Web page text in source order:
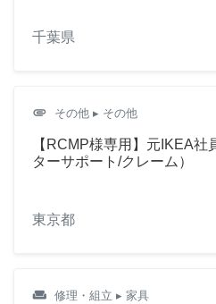
千葉県
attachment その他 ▸ その他
【RCMP様専用】元IKEA社
ターサポート/クレーム）
東京都
weekend 修理・組立 ▸ 家具